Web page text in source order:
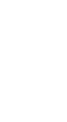
Twitter)